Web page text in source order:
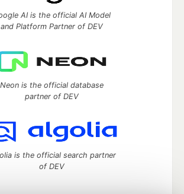
AI is the official AI Model
and Platform Partner of DEV
Neon is the official database
partner of DEV
is the official search partner
of DEV